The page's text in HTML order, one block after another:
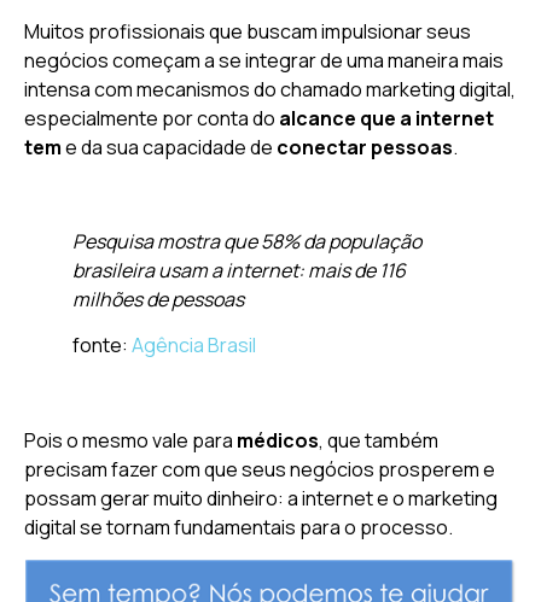
Muitos profissionais que buscam impulsionar seus
negócios começam a se integrar de uma maneira mais
intensa com mecanismos do chamado marketing digital,
especialmente por conta do alcance que a internet
teme da sua capacidade de conectar pessoas.
Pesquisa mostra que 58% da população
brasileira usam a internet: mais de 116
milhões de pessoas
fonte: Agência Brasil
Pois o mesmo vale para médicos, que também
precisam fazer com que seus negócios prosperem e
possam gerar muito dinheiro: a internet e o marketing
digital se tornam fundamentais para o processo.